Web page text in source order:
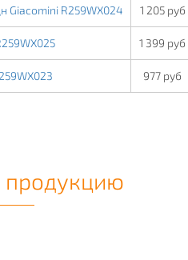
Giacomini R259WX024 1 205 руб
1 399 руб
977 руб
продукцию